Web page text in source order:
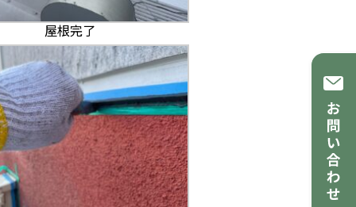
屋根完了